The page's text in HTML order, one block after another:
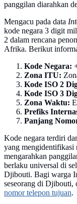
panggilan diarahkan
Mengacu pada data
kode negara 3 digit
2 dalam rencana
Afrika. Berikut
Kode Negara:
Zona ITU:
Kode ISO 2
Kode ISO 3
Zona Waktu:
Prefiks
Panjang
Kode negara terdiri
yang mengidentifikasi
mengarahkan
berlaku universal di
Djibouti. Bagi warga
seseorang di Djibouti,
nomor telepon tujuan.